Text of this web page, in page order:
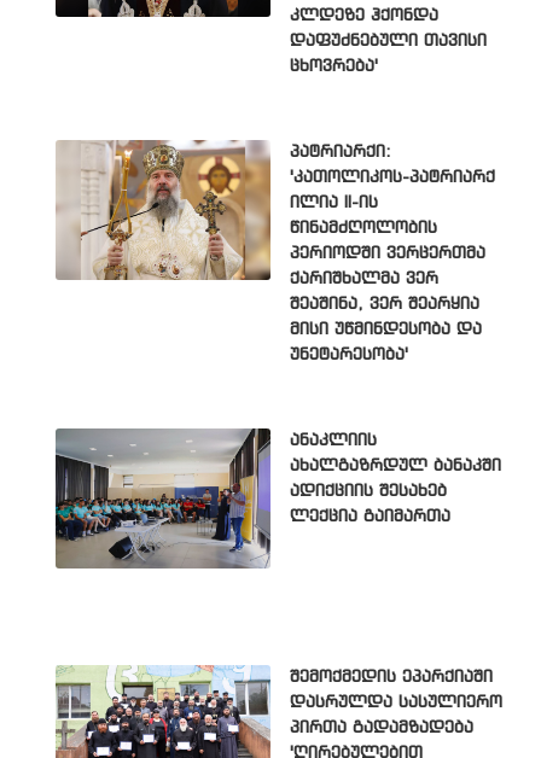
კლდეზე ჰქონდა
დაფუძნებული თავისი
ცხოვრება'
პატრიარქი:
'კათოლიკოს-პატრიარქ
ილია II-ის
წინამძღოლობის
პერიოდში ვერცერთმა
ქარიშხალმა ვერ
შეაშინა, ვერ შეარყია
მისი უწმინდესობა და
უნეტარესობა'
ანაკლიის
ახალგაზრდულ ბანაკში
ადიქციის შესახებ
ლექცია გაიმართა
შემოქმედის ეპარქიაში
დასრულდა სასულიერო
პირთა გადამზადება
'ღირებულებით